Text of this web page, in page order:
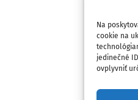
Na
cookie na
jedinečné
ovplyvniť